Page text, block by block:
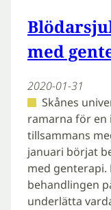
med
2020-01-31
Skånes
ramarna för
tillsammans
januari börjat
med genterapi.
behandlingen
underlätta